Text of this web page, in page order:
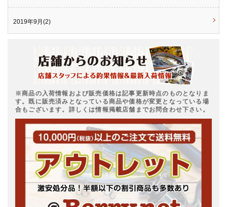
2019年9月(2)
※商品の入荷情報および販売価格は記事更新時点のものとなりま
す。既に販売済みとなっている商品や価格が変更となっている場
合もございます。詳しくは情報掲載店舗までお問合わせ下さい。